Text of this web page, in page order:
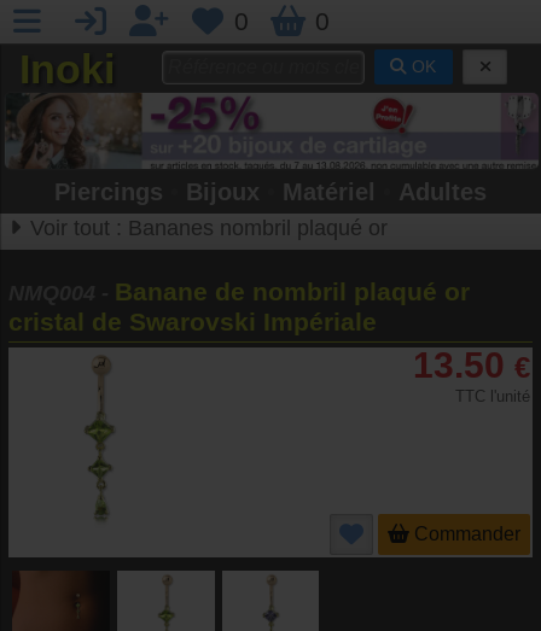
0 0
Inoki OK
Piercings Bijoux Matériel Adultes
Voir tout : Bananes nombril plaqué or
Banane de nombril plaqué or
cristal de Swarovski Impériale
13.50 €
TTC l'unité
Commander